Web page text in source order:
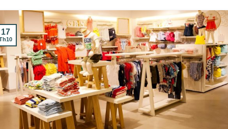
17